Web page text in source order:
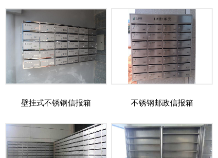
壁挂式不锈钢信报箱 不锈钢邮政信报箱